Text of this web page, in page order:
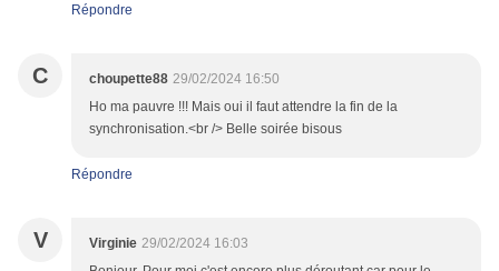
Répondre
C choupette88 29/02/2024 16:50
Ho ma pauvre !!! Mais oui il faut attendre la fin de la
synchronisation.<br /> Belle soirée bisous
Répondre
V Virginie 29/02/2024 16:03